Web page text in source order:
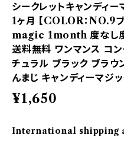
シークレットキャンディ
1ヶ月 【COLOR：
magic 1month 度なし度
送料無料 ワンマンス コ
チュラル ブラック ブラ
んまじ キャンディーマジ
¥1,650
International shipping